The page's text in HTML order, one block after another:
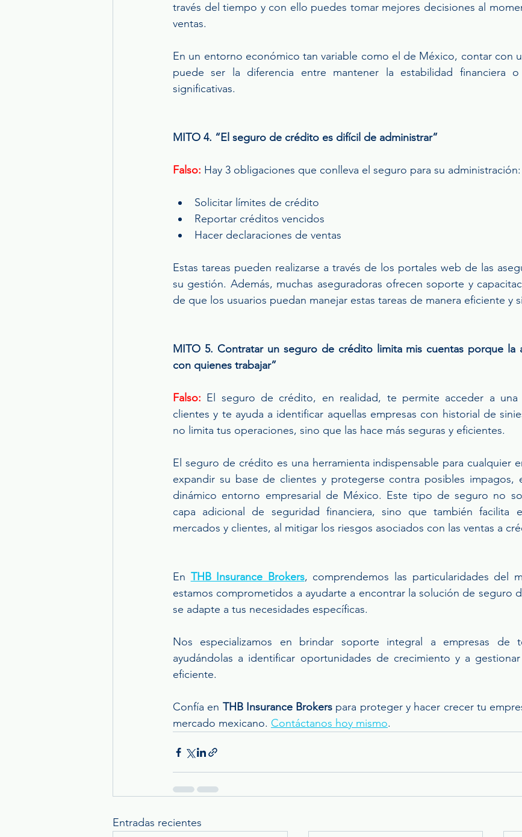
través del tiempo y con ello puedes tomar mejores decisiones al
ventas.
En un entorno económico tan variable como el de México, contar con
puede ser la diferencia entre mantener la estabilidad financiera o
significativas.
MITO 4. “El seguro de crédito es difícil de administrar”
Falso: Hay 3 obligaciones que conlleva el seguro para su administración:
Solicitar límites de crédito
Reportar créditos vencidos
Hacer declaraciones de ventas
Estas tareas pueden realizarse a través de los portales web de las
su gestión. Además, muchas aseguradoras ofrecen soporte y
de que los usuarios puedan manejar estas tareas de manera eficiente y
MITO 5. Contratar un seguro de crédito limita mis cuentas porque la
con quienes trabajar”
Falso: El seguro de crédito, en realidad, te permite acceder a una
clientes y te ayuda a identificar aquellas empresas con historial de
no limita tus operaciones, sino que las hace más seguras y eficientes.
El seguro de crédito es una herramienta indispensable para cualquier
expandir su base de clientes y protegerse contra posibles impagos,
dinámico entorno empresarial de México. Este tipo de seguro no
capa adicional de seguridad financiera, sino que también facilita
mercados y clientes, al mitigar los riesgos asociados con las ventas a
En THB Insurance Brokers, comprendemos las particularidades del
estamos comprometidos a ayudarte a encontrar la solución de seguro
se adapte a tus necesidades específicas.
Nos especializamos en brindar soporte integral a empresas de
ayudándolas a identificar oportunidades de crecimiento y a
eficiente.
Confía en THB Insurance Brokers para proteger y hacer crecer tu
mercado mexicano. Contáctanos hoy mismo.
Entradas recientes